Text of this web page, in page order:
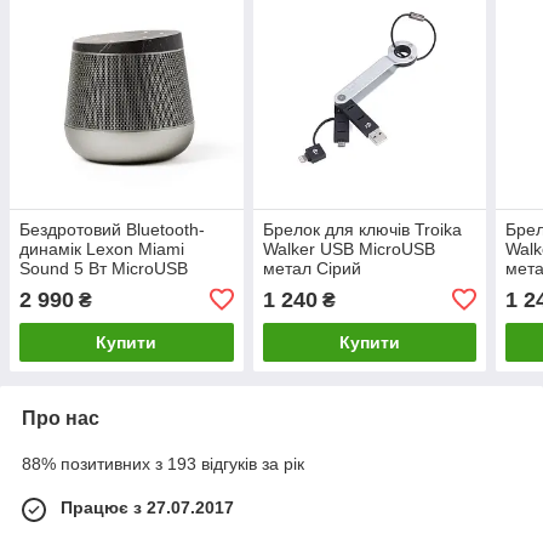
Бездротовий Bluetooth-
динамік Lexon Miami
Sound 5 Вт MicroUSB
2 990 ₴
Купити
Брелок для ключів Troika
Walker USB MicroUSB
метал Сірий
1 240₴
Купити
1
Про нас
88% позитивних з 193 відгуків за рік
Працює з 27.07.2017